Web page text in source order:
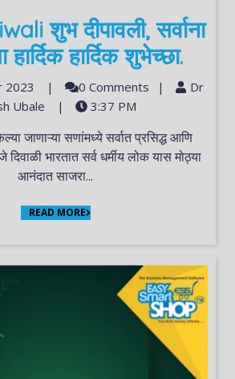
शुभ दीपावली, सर्वाना
हार्दिक हार्दिक शुभेच्छा.
2023 | 0 Comments |
Dr
Ubale
| 3:37 PM
भारतात सर्व धर्मीय लोक यास मोठ्या
आनंदात साजरा...
READ MORE